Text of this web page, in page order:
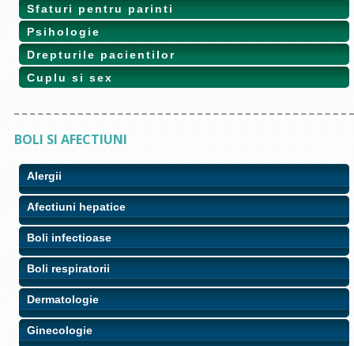
Sfaturi pentru parinti
Psihologie
Drepturile pacientilor
Cuplu si sex
BOLI SI AFECTIUNI
Alergii
Afectiuni hepatice
Boli infectioase
Boli respiratorii
Dermatologie
Ginecologie